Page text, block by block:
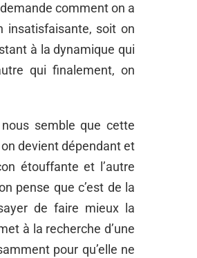
comment on a
insatisfaisante, soit on
à la dynamique qui
qui finalement, on
semble que cette
devient dépendant et
étouffante et l’autre
pense que c’est de la
de faire mieux la
à la recherche d’une
pour qu’elle ne